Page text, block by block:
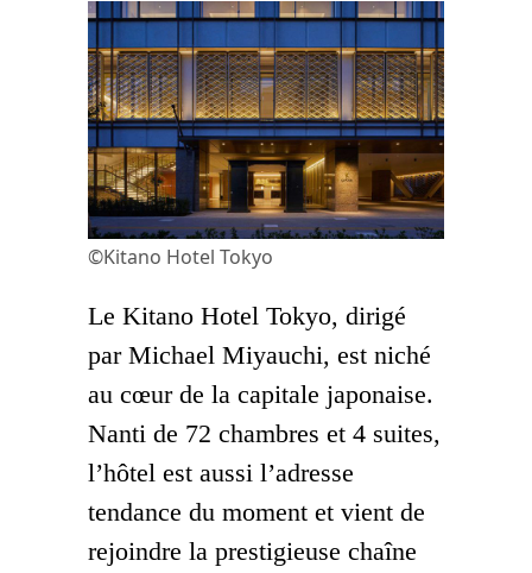
©Kitano Hotel Tokyo
Le Kitano Hotel Tokyo, dirigé
par Michael Miyauchi, est niché
au cœur de la capitale japonaise.
Nanti de 72 chambres et 4 suites,
l’hôtel est aussi l’adresse
tendance du moment et vient de
rejoindre la prestigieuse chaîne